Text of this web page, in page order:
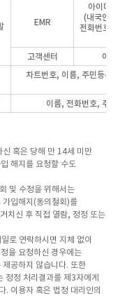
EMR
아이디,
(내국인),
전화번호,
고객센터
이름
차트번호, 이름, 주민등록
이름, 전화번호, 주
신 혹은 당해 만 14세 미만
해지를 요청할 수도
및 수정을 위해서는
입해지(동의철회)를
치신 후 직접 열람, 정정 또는
로 연락하시면 지체 없이
을 요청하신 경우에는
공하지 않습니다. 또한
정정 처리결과를 제3자에게
. 이용자 혹은 법정 대리인의